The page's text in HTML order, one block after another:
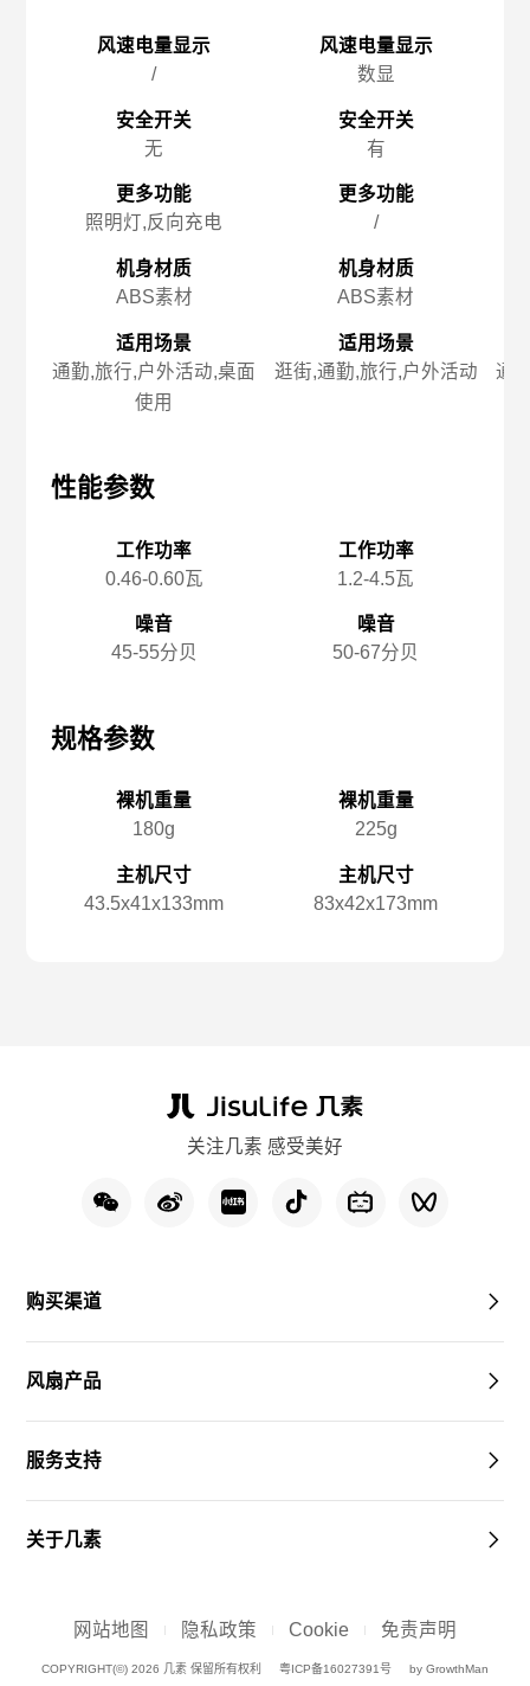
风速电量显示
/
安全开关
无
更多功能
照明灯,反向充电
机身材质
ABS素材
适用场景
通勤,旅行,户外活动,桌面
使用
性能参数
工作功率
0.46-0.60瓦
噪音
45-55分贝
规格参数
裸机重量
180g
主机尺寸
43.5x️41x️133mm
风速电量显示
数显
安全开关
有
更多功能
/
机身材质
ABS素材
适用场景
逛街,通勤,旅行,户外活动
工作功率
1.2-4.5瓦
噪音
50-67分贝
裸机重量
225g
主机尺寸
83x️42x️173mm
通
关注几素 感受美好
购买渠道
风扇产品
服务支持
关于几素
COPYRIGHT(©) 2026 几素 保留所有权利 粤ICP备16027391号 by GrowthMan
网站地图 隐私政策 Cookie 免责声明